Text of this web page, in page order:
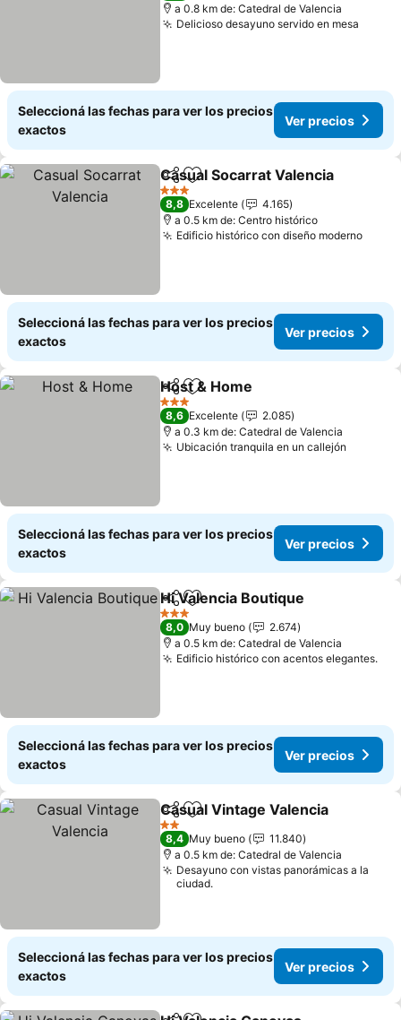
a 0.8 km de: Catedral de Valencia
Delicioso desayuno servido en mesa
Seleccioná las fechas para ver los precios
exactos
Ver precios
CompartirAñadir a favoritos
Casual Socarrat Valencia
3 Estrellas
8,8 Excelente
4.165
a 0.5 km de: Centro histórico
Edificio histórico con diseño modernoVer
Seleccioná las fechas para ver los precios
exactos
Ver precios
CompartirAñadir a favoritos
Host & Home
3 Estrellas
8,6 Excelente
2.085
a 0.3 km de: Catedral de Valencia
Ubicación tranquila en un callejón
Seleccioná las fechas para ver los precios
exactos
Ver precios
CompartirAñadir a favoritos
Hi Valencia Boutique
3 Estrellas
8,0 Muy bueno
2.674
a 0.5 km de: Catedral de Valencia
Edificio histórico con acentos elegantes.
Seleccioná las fechas para ver los precios
exactos
Ver precios
CompartirAñadir a favoritos
Casual Vintage Valencia
2 Estrellas
8,4 Muy bueno
11.840
a 0.5 km de: Catedral de Valencia
Desayuno con vistas panorámicas a la
ciudad.
Seleccioná las fechas para ver los precios
exactos
Ver precios